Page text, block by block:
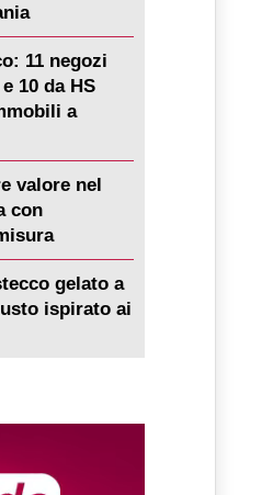
11 negozi
10 da HS
a
valore nel
con
gelato a
ispirato ai